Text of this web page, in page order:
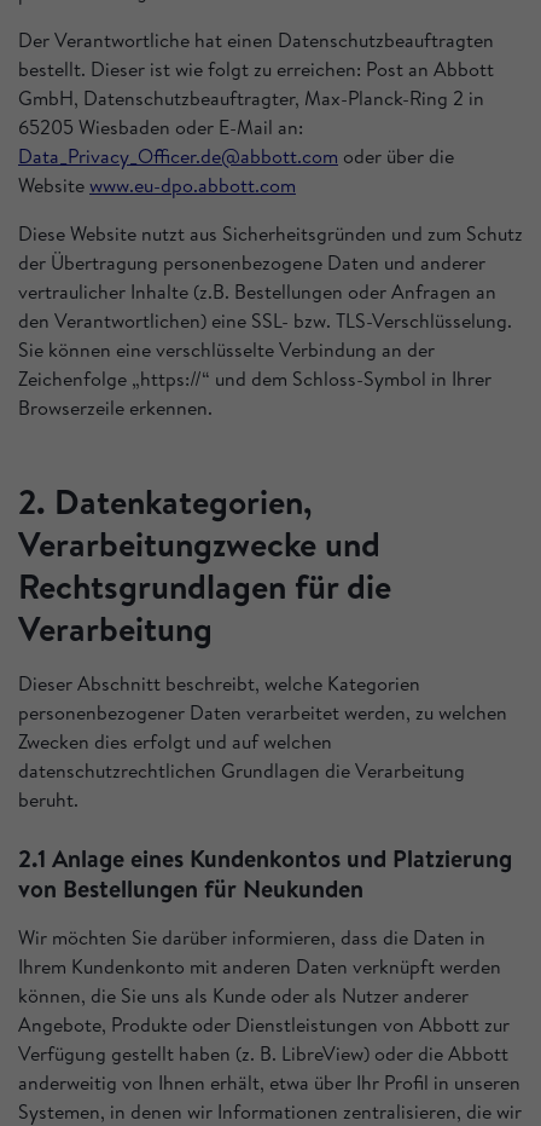
Der Verantwortliche hat einen Datenschutzbeauftragten
bestellt. Dieser ist wie folgt zu erreichen: Post an Abbott
GmbH, Datenschutzbeauftragter, Max-Planck-Ring 2 in
65205 Wiesbaden oder E-Mail an:
Data_Privacy_Officer.de@abbott.com oder über die
Websitewww.eu-dpo.abbott.com
Diese Website nutzt aus Sicherheitsgründen und zum Schutz
der Übertragung personenbezogene Daten und anderer
vertraulicher Inhalte (z.B. Bestellungen oder Anfragen an
den Verantwortlichen) eine SSL- bzw. TLS-Verschlüsselung.
Sie können eine verschlüsselte Verbindung an der
Zeichenfolge „https://“ und dem Schloss-Symbol in Ihrer
Browserzeile erkennen.
2. Datenkategorien,
Verarbeitungzwecke und
Rechtsgrundlagen für die
Verarbeitung
Dieser Abschnitt beschreibt, welche Kategorien
personenbezogener Daten verarbeitet werden, zu welchen
Zwecken dies erfolgt und auf welchen
datenschutzrechtlichen Grundlagen die Verarbeitung
beruht.
2.1 Anlage eines Kundenkontos und Platzierung
von Bestellungen für Neukunden
Wir möchten Sie darüber informieren, dass die Daten in
Ihrem Kundenkonto mit anderen Daten verknüpft werden
können, die Sie uns als Kunde oder als Nutzer anderer
Angebote, Produkte oder Dienstleistungen von Abbott zur
Verfügung gestellt haben (z. B. LibreView) oder die Abbott
anderweitig von Ihnen erhält, etwa über Ihr Profil in unseren
Systemen, in denen wir Informationen zentralisieren, die wir